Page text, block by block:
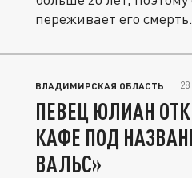
переживает его смерть.
ВЛАДИМИРСКАЯ ОБЛАСТЬ
ПЕВЕЦ ЮЛИАН
КАФЕ ПОД
ВАЛЬС»